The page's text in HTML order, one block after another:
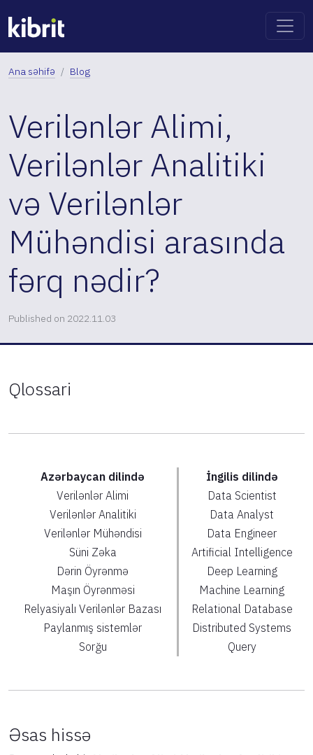
Ana səhifə Blog
Verilənlər Alimi,
Verilənlər Analitiki
və Verilənlər
Mühəndisi arasında
fərq nədir?
Published on 2022.11.03
Qlossari
Azərbaycan dilində
İngilis dilində
Verilənlər Alimi
Data Scientist
Verilənlər Analitiki
Data Analyst
Verilənlər Mühəndisi
Data Engineer
Süni Zəka
Artificial Intelligence
Dərin Öyrənmə
Deep Learning
Maşın Öyrənməsi
Machine Learning
Relyasiyalı Verilənlər Bazası
Relational Database
Paylanmış sistemlər
Distributed Systems
Sorğu
Query
Əsas hissə